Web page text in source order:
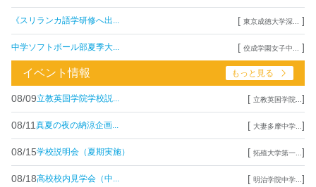
《スリランカ語学研修へ出... [ 東京成徳大学深... ]
中学ソフトボール部夏季大... [ 佼成学園女子中... ]
イベント情報 もっと見る
08/09立教英国学院学校説... [ 立教英国学院... ]
08/11 真夏の夜の納涼企画... [ 大妻多摩中学... ]
08/15学校説明会（夏期実施） [ 拓殖大学第一... ]
08/18高校校内見学会（中... [ 明治学院中学... ]